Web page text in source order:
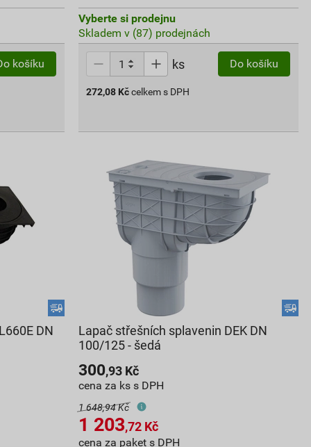
košíku
Vyberte si prodejnu
Skladem v (87) prodejnách
ks Do košíku
272,08 Kč celkem s DPH
DN
Lapač střešních splavenin DEK DN
100/125 - šedá
300,93Kč
cena za ks s DPH
1 648,94 Kč
1 203,72Kč
cena za paket s DPH